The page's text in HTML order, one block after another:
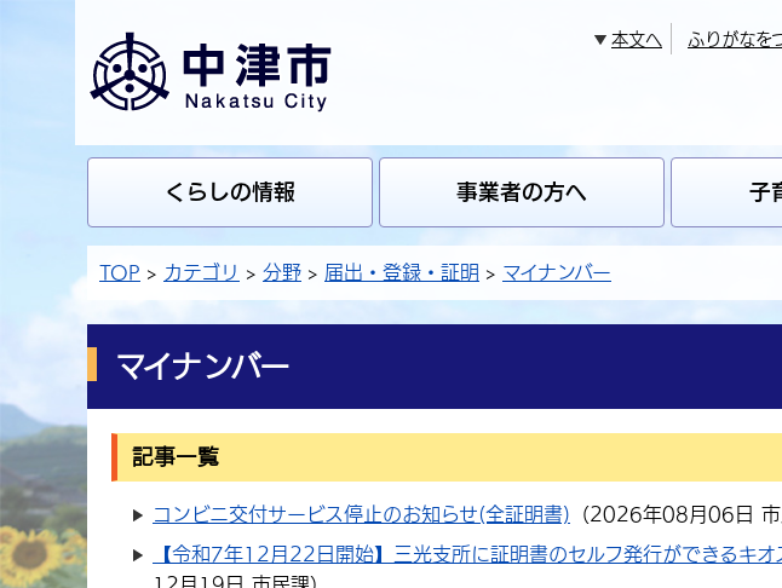
本文へ ふりがなを
くらしの情報 事業者の方へ 子
TOP カテゴリ 分野 届出・登録・証明 マイナンバー
マイナンバー
記事一覧
コンビニ交付サービス停止のお知らせ(全証明書) （2026年08月06日
【令和7年12月22日開始】三光支所に証明書のセルフ発行ができるキオ